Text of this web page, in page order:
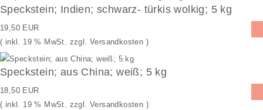
Speckstein; Indien; schwarz- türkis wolkig; 5 kg
19,50 EUR
( inkl. 19 % MwSt. zzgl. Versandkosten )
Speckstein; aus China; weiß; 5 kg
18,50 EUR
( inkl. 19 % MwSt. zzgl. Versandkosten )